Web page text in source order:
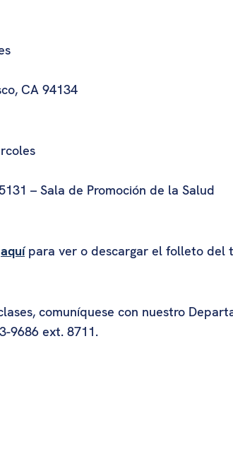
CA 94134
– Sala de Promoción de la Salud
aquípara ver o descargar el folleto del
comuníquese con nuestro
9686 ext. 8711.